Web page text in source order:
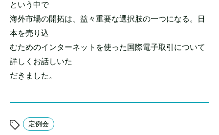
という中で
海外市場の開拓は、益々重要な選択肢の一つになる。日
本を売り込
むためのインターネットを使った国際電子取引について
詳しくお話しいた
だきました。
定例会